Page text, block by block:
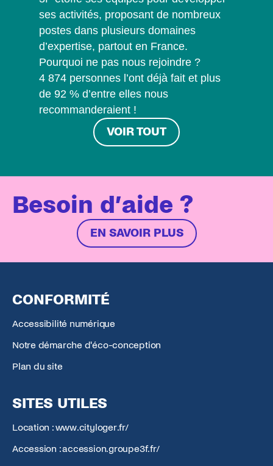
ses activités, proposant de nombreux
postes dans plusieurs domaines
d’expertise, partout en France.
Pourquoi ne pas nous rejoindre ?
4 874 personnes l’ont déjà fait et plus
de 92 % d’entre elles nous
recommanderaient !
VOIR TOUT
Besoin d’aide ?
EN SAVOIR PLUS
CONFORMITÉ
Accessibilité numérique
Notre démarche d'éco-conception
Plan du site
SITES UTILES
Location : www.cityloger.fr/
Accession : accession.groupe3f.fr/